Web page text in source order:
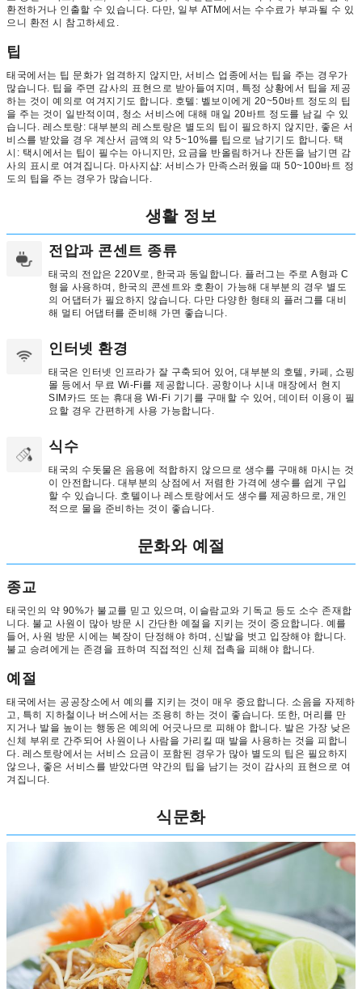
환전하거나 인출할 수 있습니다. 다만, 일부 ATM에서는 수수료가 부과될 수 있
으니 환전 시 참고하세요.
팁
태국에서는 팁 문화가 엄격하지 않지만, 서비스 업종에서는 팁을 주는 경우가
많습니다. 팁을 주면 감사의 표현으로 받아들여지며, 특정 상황에서 팁을 제공
하는 것이 예의로 여겨지기도 합니다. 호텔: 벨보이에게 20~50바트 정도의 팁
을 주는 것이 일반적이며, 청소 서비스에 대해 매일 20바트 정도를 남길 수 있
습니다. 레스토랑: 대부분의 레스토랑은 별도의 팁이 필요하지 않지만, 좋은 서
비스를 받았을 경우 계산서 금액의 약 5~10%를 팁으로 남기기도 합니다. 택
시: 택시에서는 팁이 필수는 아니지만, 요금을 반올림하거나 잔돈을 남기면 감
사의 표시로 여겨집니다. 마사지샵: 서비스가 만족스러웠을 때 50~100바트 정
도의 팁을 주는 경우가 많습니다.
생활 정보
전압과 콘센트 종류
태국의 전압은 220V로, 한국과 동일합니다. 플러그는 주로 A형과 C
형을 사용하며, 한국의 콘센트와 호환이 가능해 대부분의 경우 별도
의 어댑터가 필요하지 않습니다. 다만 다양한 형태의 플러그를 대비
해 멀티 어댑터를 준비해 가면 좋습니다.
인터넷 환경
태국은 인터넷 인프라가 잘 구축되어 있어, 대부분의 호텔, 카페, 쇼핑
몰 등에서 무료 Wi-Fi를 제공합니다. 공항이나 시내 매장에서 현지
SIM카드 또는 휴대용 Wi-Fi 기기를 구매할 수 있어, 데이터 이용이 필
요할 경우 간편하게 사용 가능합니다.
식수
태국의 수돗물은 음용에 적합하지 않으므로 생수를 구매해 마시는 것
이 안전합니다. 대부분의 상점에서 저렴한 가격에 생수를 쉽게 구입
할 수 있습니다. 호텔이나 레스토랑에서도 생수를 제공하므로, 개인
적으로 물을 준비하는 것이 좋습니다.
문화와 예절
종교
태국인의 약 90%가 불교를 믿고 있으며, 이슬람교와 기독교 등도 소수 존재합
니다. 불교 사원이 많아 방문 시 간단한 예절을 지키는 것이 중요합니다. 예를
들어, 사원 방문 시에는 복장이 단정해야 하며, 신발을 벗고 입장해야 합니다.
불교 승려에게는 존경을 표하며 직접적인 신체 접촉을 피해야 합니다.
예절
태국에서는 공공장소에서 예의를 지키는 것이 매우 중요합니다. 소음을 자제하
고, 특히 지하철이나 버스에서는 조용히 하는 것이 좋습니다. 또한, 머리를 만
지거나 발을 높이는 행동은 예의에 어긋나므로 피해야 합니다. 발은 가장 낮은
신체 부위로 간주되어 사원이나 사람을 가리킬 때 발을 사용하는 것을 피합니
다. 레스토랑에서는 서비스 요금이 포함된 경우가 많아 별도의 팁은 필요하지
않으나, 좋은 서비스를 받았다면 약간의 팁을 남기는 것이 감사의 표현으로 여
겨집니다.
식문화